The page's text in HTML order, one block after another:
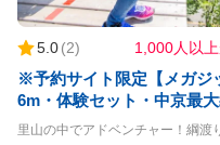
5.0(2) 1,000人以
※予約サイト限定【メガジ
6m・体験セット・中京最
心者コース＞大冒険が待っ